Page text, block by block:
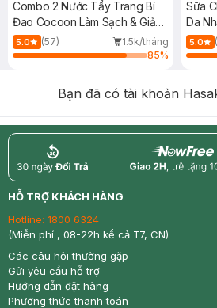
Combo 2 Nước Tẩy Trang Bí
Đao Cocoon Làm Sạch & Giảm
Dầu 500ml
5.0 (57)
1.5k/tháng
85%
Sữa
Da
(Mới)
5.0
Bạn đã có tài khoản
return nowfree
HỖ TRỢ KHÁCH HÀNG
Hotline: 1800 6324
(Miễn phí , 08-22h kể cả T7, CN)
Các câu hỏi thường gặp
Gửi yêu cầu hỗ trợ
Hướng dẫn đặt hàng
Phương thức thanh toán